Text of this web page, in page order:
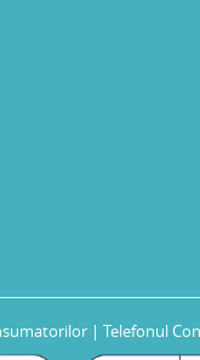
| Telefonul